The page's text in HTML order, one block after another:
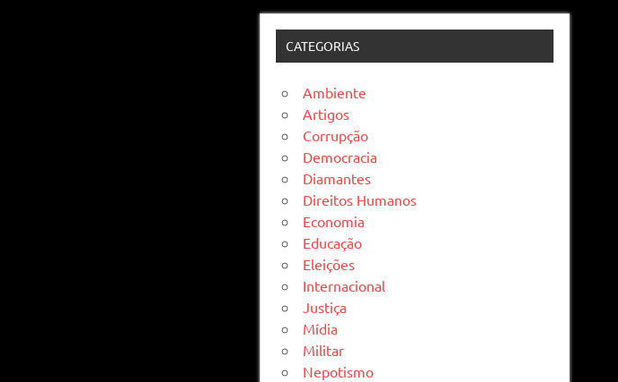
CATEGORIAS
Ambiente
Artigos
Corrupção
Democracia
Diamantes
Direitos Humanos
Economia
Educação
Eleições
Internacional
Justiça
Mídia
Militar
Nepotismo